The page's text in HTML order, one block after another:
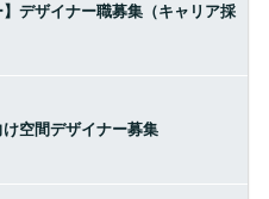
】デザイナー職募集（キャリア採
空間デザイナー募集